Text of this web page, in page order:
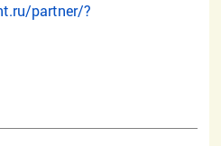
partner/?